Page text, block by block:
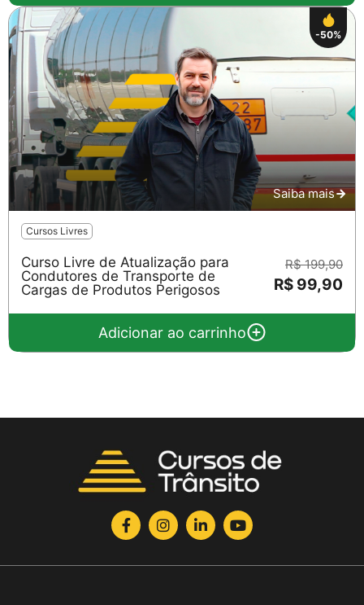
-50%
Saiba mais
Cursos Livres
Curso Livre de Atualização para
Condutores de Transporte de
Cargas de Produtos Perigosos
R$ 199,90
R$ 99,90
Adicionar ao carrinho